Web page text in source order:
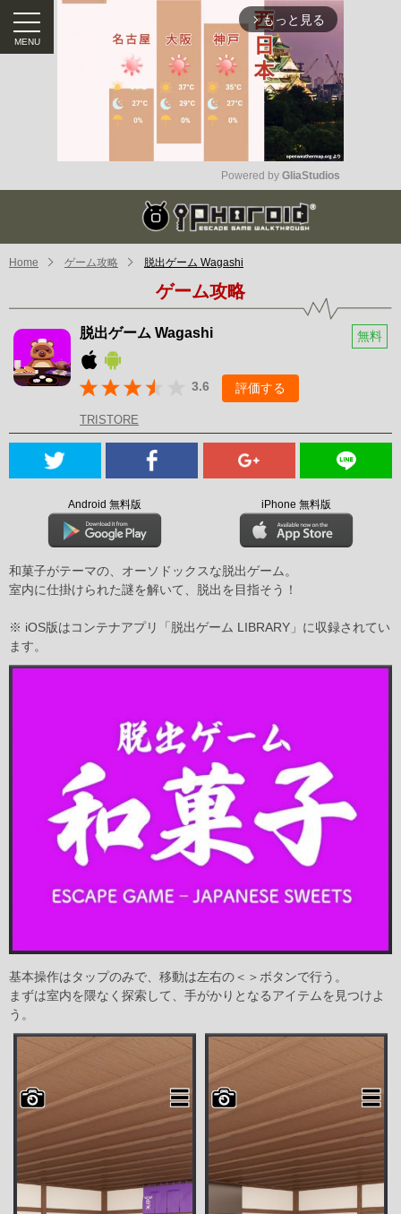
arrow_forward_ios もっと見る
Mute
Powered by GliaStudios
Home ゲーム攻略 脱出ゲーム Wagashi
ゲーム攻略
脱出ゲーム Wagashi 無料
3.6 評価する
TRISTORE
Android 無料版 iPhone 無料版
和菓子がテーマの、オーソドックスな脱出ゲーム。
室内に仕掛けられた謎を解いて、脱出を目指そう！
※ iOS版はコンテナアプリ「脱出ゲーム LIBRARY」に収録されてい
ます。
基本操作はタップのみで、移動は左右の＜＞ボタンで行う。
まずは室内を隈なく探索して、手がかりとなるアイテムを見つけよ
う。